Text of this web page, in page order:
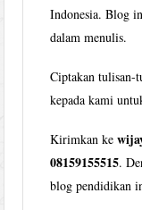
Indonesia. Blog
dalam menulis.
Ciptakan tulisan-
kepada kami
Kirimkan ke
08159155515.
blog pendidikan